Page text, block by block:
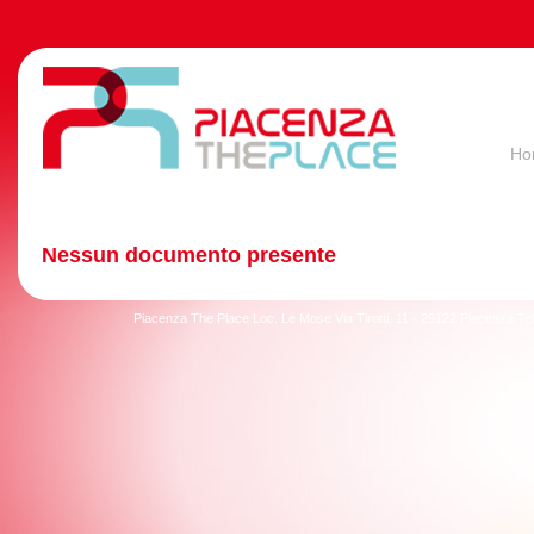
Nessun documento presente
Piacenza The Place Loc. Le Mose Via Tirotti, 11 - 29122 Piacenza